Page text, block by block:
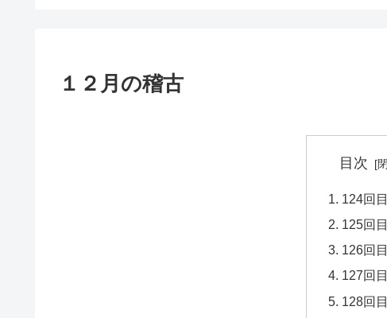
１２月の稽古
目次
124回目
125回目
126回目
127回目
128回目